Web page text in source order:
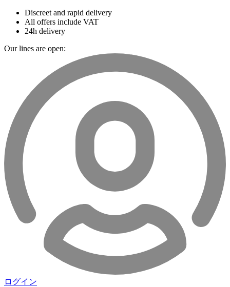
Discreet and rapid delivery
All offers include VAT
24h delivery
Our lines are open:
ログイン